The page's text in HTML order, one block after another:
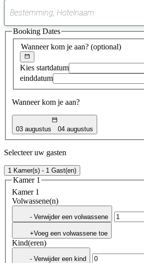
suggestie
gevonden
Wanneer kom je aan? (optional)
Kies startdatum
einddatum
Wanneer kom je aan?
03 augustus 04 augustus
Booking Dates
Selecteer uw gasten
1 Kamer(s) - 1 Gast(en)
Kamer 1
Kamer 1
Volwassene(n)
- Verwijder een volwassene
+Voeg een volwassene toe
Kind(eren)
- Verwijder een kind